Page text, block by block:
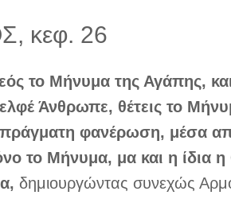
κεφ. 26
το Μήνυμα της Αγάπης,
Άνθρωπε, θέτεις το
φανέρωση, μέσα
το Μήνυμα, μα και η ίδια
δημιουργώντας συνεχώς